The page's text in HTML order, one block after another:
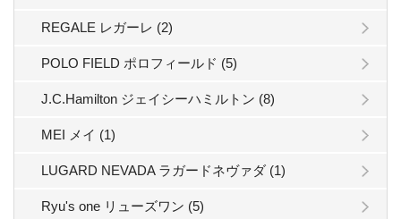
REGALE レガーレ (2)
POLO FIELD ポロフィールド (5)
J.C.Hamilton ジェイシーハミルトン (8)
MEI メイ (1)
LUGARD NEVADA ラガードネヴァダ (1)
Ryu's one リューズワン (5)